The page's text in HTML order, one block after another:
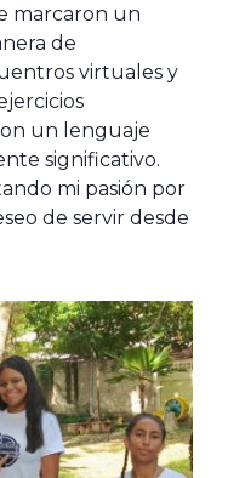
marcaron un
de
virtuales y
un lenguaje
significativo.
mi pasión por
de servir desde